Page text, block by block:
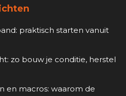
praktisch starten vanuit
zo bouw je conditie, herstel
en macros: waarom de